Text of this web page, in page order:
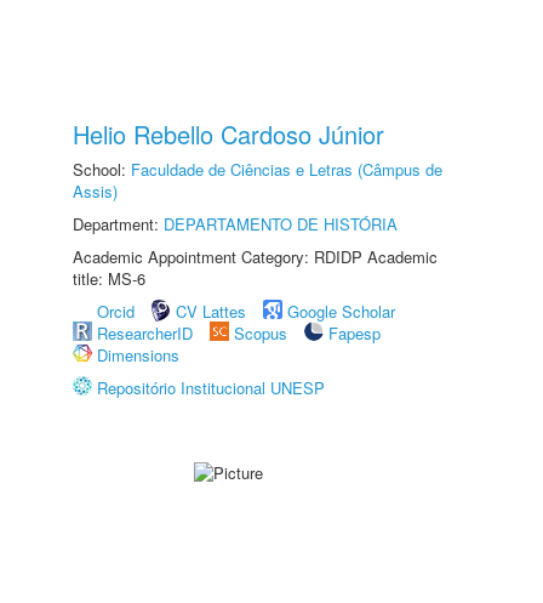
Helio Rebello Cardoso Júnior
School: Faculdade de Ciências e Letras (Câmpus de
Assis)
Department: DEPARTAMENTO DE HISTÓRIA
Academic Appointment Category: RDIDP Academic
title: MS-6
Orcid
CV Lattes
Google Scholar
ResearcherID
Scopus
Fapesp
Dimensions
Repositório Institucional UNESP